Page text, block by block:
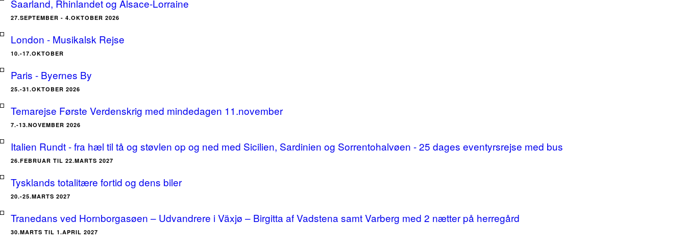
Saarland, Rhinlandet og Alsace-Lorraine
27.SEPTEMBER - 4.OKTOBER 2026
London - Musikalsk Rejse
10.-17.OKTOBER
Paris - Byernes By
25.-31.OKTOBER 2026
Temarejse Første Verdenskrig med mindedagen 11.november
7.-13.NOVEMBER 2026
Italien Rundt - fra hæl til tå og støvlen op og ned med Sicilien, Sardinien og Sorrentohalvøen - 25 dages eventyrsrejse med bus
26.FEBRUAR TIL 22.MARTS 2027
Tysklands totalitære fortid og dens biler
20.-25.MARTS 2027
Tranedans ved Hornborgasøen – Udvandrere i Växjø – Birgitta af Vadstena samt Varberg med 2 nætter på herregård
30.MARTS TIL 1.APRIL 2027